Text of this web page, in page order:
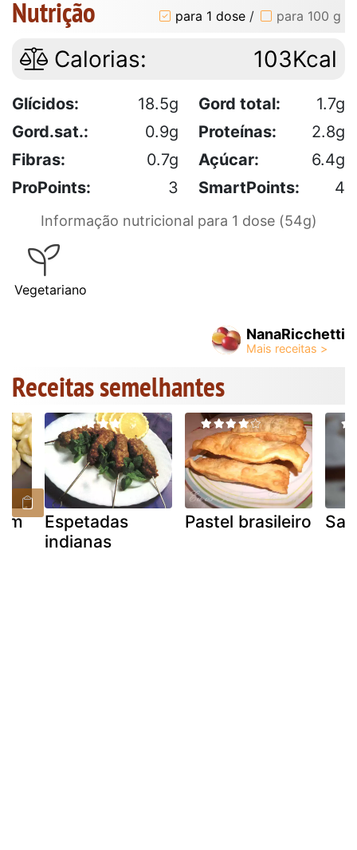
Nutrição para 1 dose / para 100 g
Calorias: 103Kcal
Glícidos: 18.5g Gord total:
1.7g
Gord.sat.:
0.9g Proteínas:
2.8g
Fibras:
0.7g Açúcar:
6.4g
ProPoints:
3 SmartPoints: 4
Informação nutricional para 1 dose (54g)
Vegetariano
NanaRicchetti
Receitas semelhantes
Espetadas
indianas
Pastel brasileiro